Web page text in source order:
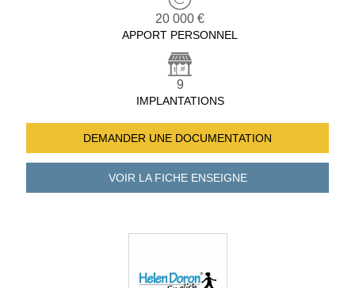
20 000 €
APPORT PERSONNEL
9
IMPLANTATIONS
DEMANDER UNE DOCUMENTATION
VOIR LA FICHEENSEIGNE